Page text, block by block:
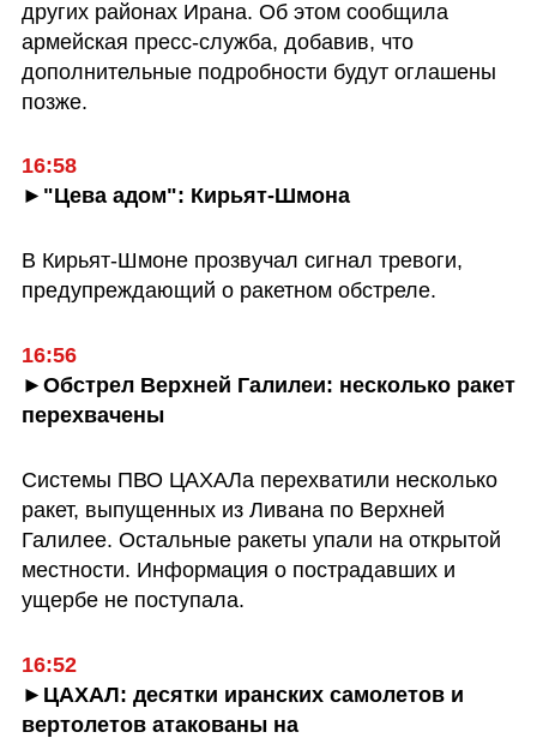
других районах Ирана. Об этом сообщила
армейская пресс-служба, добавив, что
дополнительные подробности будут оглашены
позже.
16:58
►"Цева адом": Кирьят-Шмона
В Кирьят-Шмоне прозвучал сигнал тревоги,
предупреждающий о ракетном обстреле.
16:56
►Обстрел Верхней Галилеи: несколько ракет
перехвачены
Системы ПВО ЦАХАЛа перехватили несколько
ракет, выпущенных из Ливана по Верхней
Галилее. Остальные ракеты упали на открытой
местности. Информация о пострадавших и
ущербе не поступала.
16:52
►ЦАХАЛ: десятки иранских самолетов и
вертолетов атакованы на